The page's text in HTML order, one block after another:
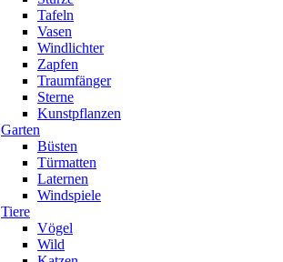
Tafeln
Vasen
Windlichter
Zapfen
Traumfänger
Sterne
Kunstpflanzen
Garten
Büsten
Türmatten
Laternen
Windspiele
Tiere
Vögel
Wild